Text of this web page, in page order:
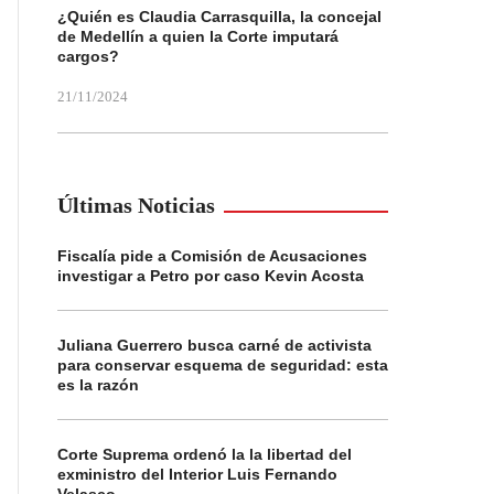
¿Quién es Claudia Carrasquilla, la concejal
de Medellín a quien la Corte imputará
cargos?
21/11/2024
Últimas Noticias
Fiscalía pide a Comisión de Acusaciones
investigar a Petro por caso Kevin Acosta
Juliana Guerrero busca carné de activista
para conservar esquema de seguridad: esta
es la razón
Corte Suprema ordenó la la libertad del
exministro del Interior Luis Fernando